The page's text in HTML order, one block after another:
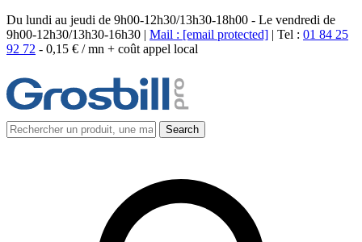
Du lundi au jeudi de 9h00-12h30/13h30-18h00 - Le vendredi de
9h00-12h30/13h30-16h30 | Mail : [email protected] | Tel : 01 84 25
92 72 - 0,15 € / mn + coût appel local